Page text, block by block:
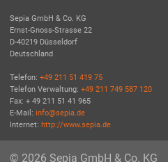
Sepia GmbH & Co. KG
Ernst-Gnoss-Strasse 22
D-40219 Düsseldorf
Deutschland
Telefon: +49 211 51 419 75
Telefon Verwaltung: +49 211 749 587 120
Fax: + 49 211 51 41 965
E-Mail: info@sepia.de
Internet: http://www.sepia.de
© 2026 Sepia GmbH & Co. KG